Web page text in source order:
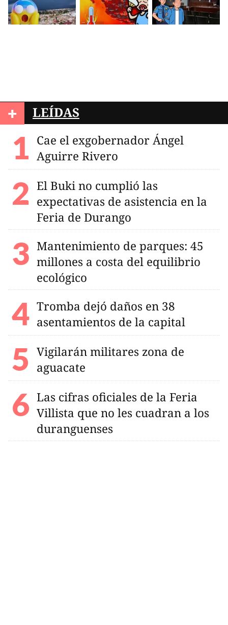
+ LEÍDAS
Cae el exgobernador Ángel
Aguirre Rivero
El Buki no cumplió las
expectativas de asistencia en la
Feria de Durango
Mantenimiento de parques: 45
millones a costa del equilibrio
ecológico
Tromba dejó daños en 38
asentamientos de la capital
Vigilarán militares zona de
aguacate
Las cifras oficiales de la Feria
Villista que no les cuadran a los
duranguenses